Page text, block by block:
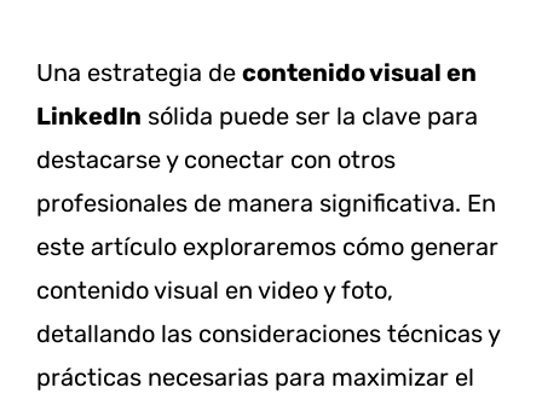
Una estrategia de contenido visual en
LinkedIn sólida puede ser la clave para
destacarse y conectar con otros
profesionales de manera significativa. En
este artículo exploraremos cómo generar
contenido visual en video y foto,
detallando las consideraciones técnicas y
prácticas necesarias para maximizar el